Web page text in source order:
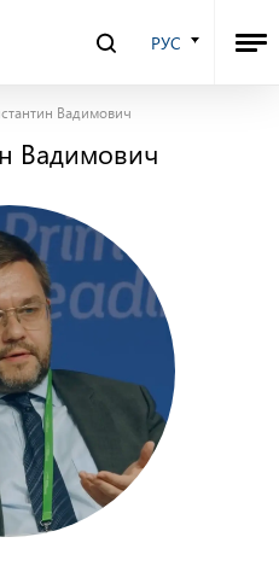
РУС
Вадимович
Вадимович